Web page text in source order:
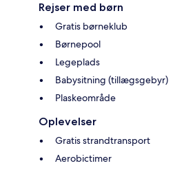
Rejser med børn
Gratis børneklub
Børnepool
Legeplads
Babysitning (tillægsgebyr)
Plaskeområde
Oplevelser
Gratis strandtransport
Aerobictimer